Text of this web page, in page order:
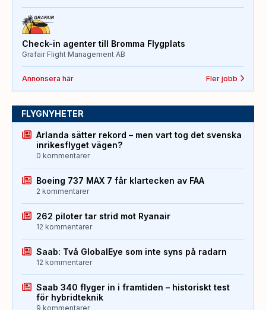
Check-in agenter till Bromma Flygplats
Grafair Flight Management AB
Annonsera här Fler jobb
FLYGNYHETER
Arlanda sätter rekord – men vart tog det svenska
inrikesflyget vägen?
0 kommentarer
Boeing 737 MAX 7 får klartecken av FAA
2 kommentarer
262 piloter tar strid mot Ryanair
12 kommentarer
Saab: Två GlobalEye som inte syns på radarn
12 kommentarer
Saab 340 flyger in i framtiden – historiskt test
för hybridteknik
9 kommentarer